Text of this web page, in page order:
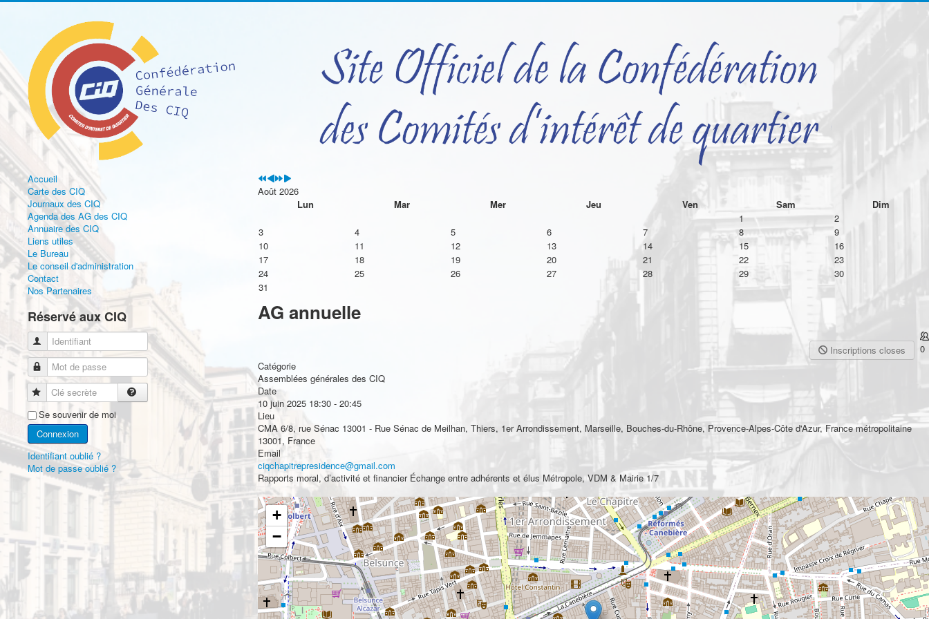
Accueil
Carte des CIQ
Journaux des CIQ
Agenda des AG des CIQ
Annuaire des CIQ
Liens utiles
Le Bureau
Le conseil d'administration
Contact
Nos Partenaires
Réservé aux CIQ
Identifiant
Mot de passe
Clé secrète
Se souvenir de moi
Connexion
Identifiant oublié ?
Mot de passe oublié ?
Août 2026
Lun
Mar Mer Jeu Ven Sam
Dim
1
2
3
4 5 6 7 8
9
10
11 12 13 14 15
16
17
18 19 20 21 22
23
24
25 26 27 28 29
30
31
AG annuelle
Inscriptions closes
0
Catégorie
Assemblées générales des CIQ
Date
10 juin 2025 18:30- 20:45
Lieu
CMA 6/8, rue Sénac 13001 - Rue Sénac de Meilhan, Thiers, 1er Arrondissement, Marseille, Bouches-du-Rhône, Provence-Alpes-Côte d'Azur, France métropolitaine
13001, France
Email
ciqchapitrepresidence@gmail.com
Rapports moral, d’activité et financier Échange entre adhérents et élus Métropole, VDM & Mairie 1/7
+
−